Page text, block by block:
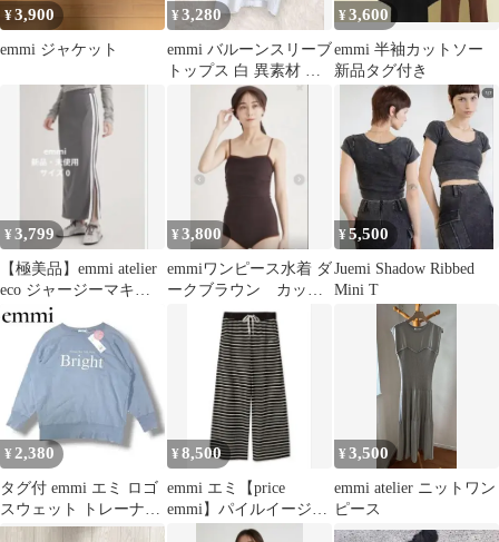
¥3,900
emmi ジャケット
¥3,280
emmi バルーンスリーブ
トップス 白 異素材 切
¥3,600
emmi 半袖カットソー
新品タグ付き
¥3,799
【極美品】emmi atelier
eco ジャージーマキシ
スカート
¥3,800
emmiワンピース水着 ダ
ークブラウン カップ
¥5,500
Juemi Shadow Ribbed
Mini T
¥ 2,380
タグ付 emmi エミ ロゴ
スウェット トレーナー
ブルー F オーバーサ
¥8,500
emmi エミ【price
emmi】パイルイージー
パンツ（BLK）新品タ
¥3,500
emmi atelier ニットワン
ピース